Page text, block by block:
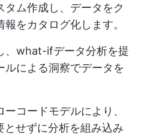
タム作成し、データをク
をカタログ化します。
、what-ifデータ分析を提
ルによる洞察でデータを
コードモデルにより、
とせずに分析を組み込み